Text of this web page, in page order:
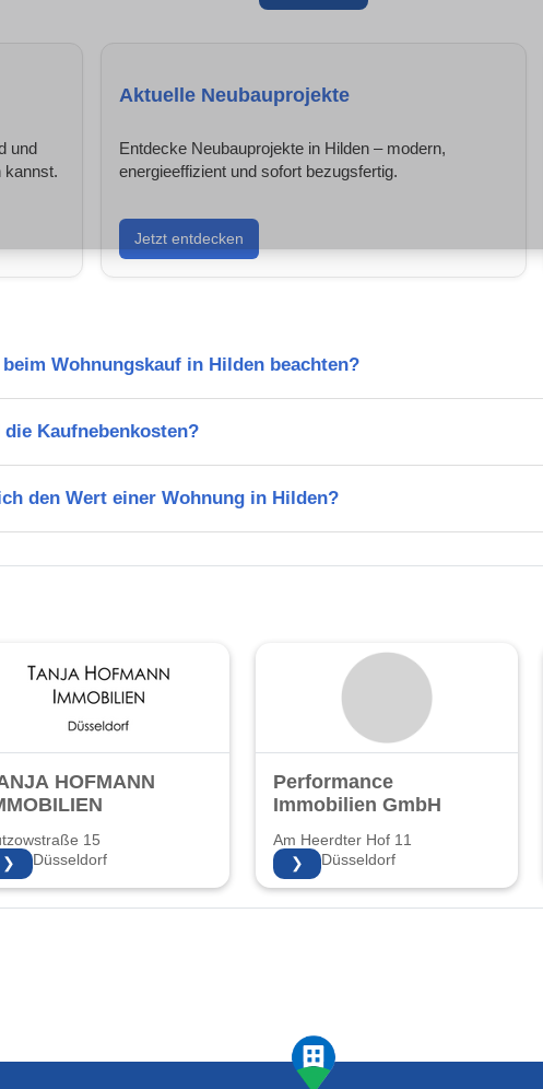
und
kannst.
Aktuelle Neubauprojekte
Entdecke Neubauprojekte in Hilden – modern,
energieeffizient und sofort bezugsfertig.
Jetzt entdecken
Wohnungskauf in Hilden beachten?
Kaufnebenkosten?
den Wert einer Wohnung in Hilden?
HOFMANN
15
Düsseldorf
❯
Performance
Immobilien GmbH
Am Heerdter Hof 11
40549 Düsseldorf
❯